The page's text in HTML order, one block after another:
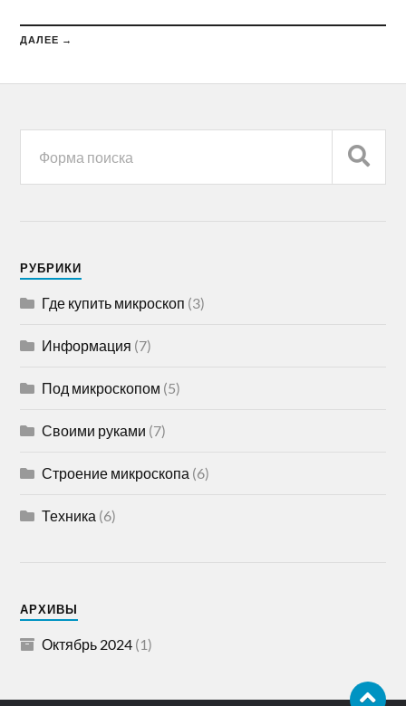
ДАЛЕЕ →
РУБРИКИ
Где купить микроскоп (3)
Информация (7)
Под микроскопом (5)
Своими руками (7)
Строение микроскопа (6)
Техника (6)
АРХИВЫ
Октябрь 2024 (1)